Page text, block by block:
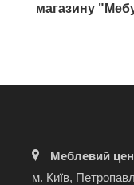
магазину
Меблевий
м. Київ,